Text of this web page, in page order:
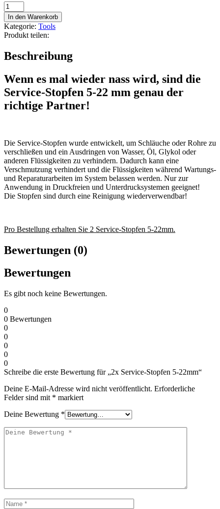
2x
Service-
Stopfen
5-
22mm
In den Warenkorb
Kategorie: Tools
Produkt teilen:
Beschreibung
Wenn es mal wieder nass wird, sind die
Service-Stopfen 5-22 mm genau der
richtige Partner!
Die Service-Stopfen wurde entwickelt, um Schläuche oder Rohre zu
verschließen und ein Ausdringen von Wasser, Öl, Glykol oder
anderen Flüssigkeiten zu verhindern. Dadurch kann eine
Verschmutzung verhindert und die Flüssigkeiten während Wartungs-
und Reparaturarbeiten im System belassen werden. Nur zur
Anwendung in Druckfreien und Unterdrucksystemen geeignet!
Die Stopfen sind durch eine Reinigung wiederverwendbar!
Pro Bestellung erhalten Sie 2 Service-Stopfen 5-22mm.
Bewertungen (0)
Bewertungen
Es gibt noch keine Bewertungen.
0
0 Bewertungen
0
0
0
0
0
Schreibe die erste Bewertung für „2x Service-Stopfen 5-22mm“
Deine E-Mail-Adresse wird nicht veröffentlicht. Erforderliche
Felder sind mit * markiert
Deine Bewertung *